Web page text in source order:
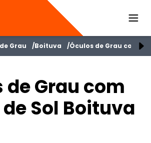
Grau Boituva Óculos de Grau com
de Grau com
Sol Boituva